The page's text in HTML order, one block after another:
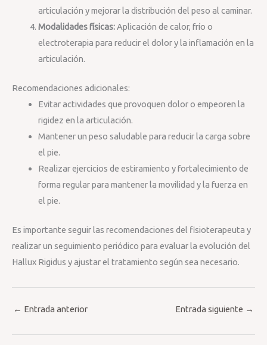
articulación y mejorar la distribución del peso al caminar.
Modalidades físicas:Aplicación de calor, frío o
electroterapia para reducir el dolor y la inflamación en la
articulación.
Recomendaciones adicionales:
Evitar actividades que provoquen dolor o empeoren la
rigidez en la articulación.
Mantener un peso saludable para reducir la carga sobre
el pie.
Realizar ejercicios de estiramiento y fortalecimiento de
forma regular para mantener la movilidad y la fuerza en
el pie.
Es importante seguir las recomendaciones del fisioterapeuta y
realizar un seguimiento periódico para evaluar la evolución del
Hallux Rigidus y ajustar el tratamiento según sea necesario.
← Entrada anterior Entrada siguiente →